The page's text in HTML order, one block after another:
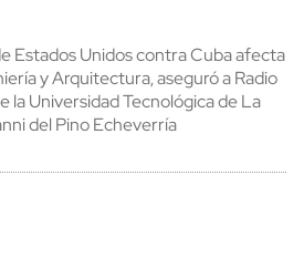
Estados Unidos contra Cuba afecta
y Arquitectura, aseguró a Radio
la Universidad Tecnológica de La
del Pino Echeverría